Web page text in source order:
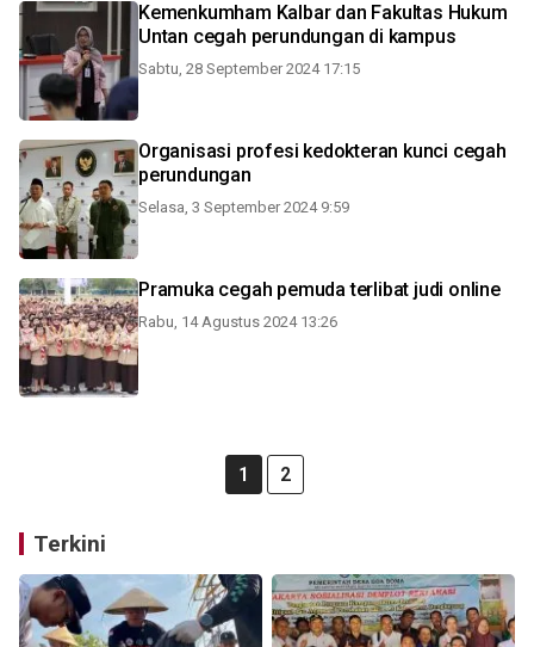
Kemenkumham Kalbar dan Fakultas Hukum
Untan cegah perundungan di kampus
Sabtu, 28 September 2024 17:15
Organisasi profesi kedokteran kunci cegah
perundungan
Selasa, 3 September 2024 9:59
Pramuka cegah pemuda terlibat judi online
Rabu, 14 Agustus 2024 13:26
1 2
Terkini